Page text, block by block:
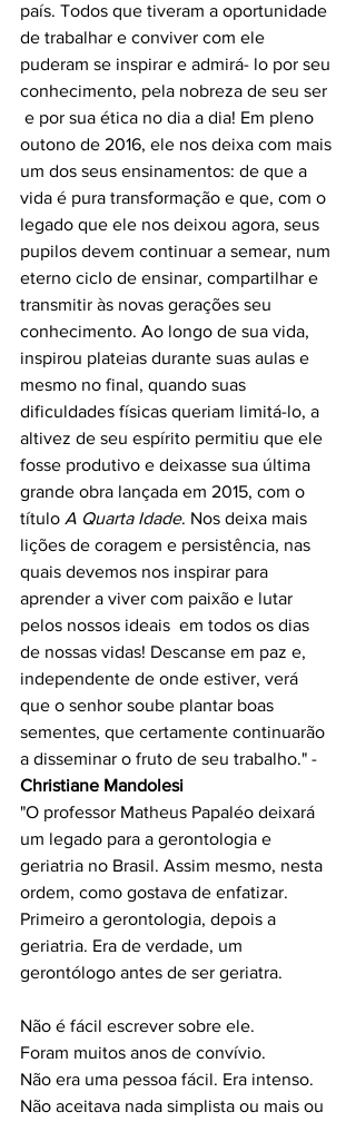
país. Todos que tiveram a oportunidade
de trabalhar e conviver com ele
puderam se inspirar e admirá- lo por seu
conhecimento, pela nobreza de seu ser
e por sua ética no dia a dia! Em pleno
outono de 2016, ele nos deixa com mais
um dos seus ensinamentos: de que a
vida é pura transformação e que, com o
legado que ele nos deixou agora, seus
pupilos devem continuar a semear, num
eterno ciclo de ensinar, compartilhar e
transmitir às novas gerações seu
conhecimento. Ao longo de sua vida,
inspirou plateias durante suas aulas e
mesmo no final, quando suas
dificuldades físicas queriam limitá-lo, a
altivez de seu espírito permitiu que ele
fosse produtivo e deixasse sua última
grande obra lançada em 2015, com o
título A Quarta Idade. Nos deixa mais
lições de coragem e persistência, nas
quais devemos nos inspirar para
aprender a viver com paixão e lutar
pelos nossos ideais  em todos os dias
de nossas vidas! Descanse em paz e,
independente de onde estiver, verá
que o senhor soube plantar boas
sementes, que certamente continuarão
a disseminar o fruto de seu trabalho." -
Christiane Mandolesi
"O professor Matheus Papaléo deixará
um legado para a gerontologia e
geriatria no Brasil. Assim mesmo, nesta
ordem, como gostava de enfatizar.
Primeiro a gerontologia, depois a
geriatria. Era de verdade, um
Não é fácil escrever sobre ele.
Foram muitos anos de convívio.
Não era uma pessoa fácil. Era intenso.
Não aceitava nada simplista ou mais ou